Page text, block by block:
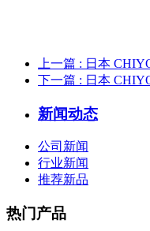
上一篇 : 日本
下一篇 : 日本
新闻动态
公司新闻
行业新闻
推荐新品
热门产品